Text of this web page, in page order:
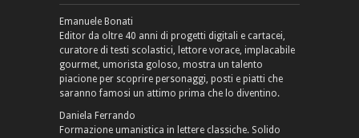
Emanuele Bonati
Editor da oltre 40 anni di progetti digitali e cartacei,
curatore di testi scolastici, lettore vorace, implacabile
gourmet, umorista goloso, mostra un talento
piacione per scoprire personaggi, posti e piatti che
saranno famosi un attimo prima che lo diventino.
Daniela Ferrando
Formazione umanistica in lettere classiche. Solido